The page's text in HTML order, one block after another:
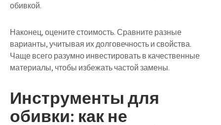
обивкой.
Наконец, оцените стоимость. Сравните разные
варианты, учитывая их долговечность и свойства.
Чаще всего разумно инвестировать в качественные
материалы, чтобы избежать частой замены.
Инструменты для
обивки: как не